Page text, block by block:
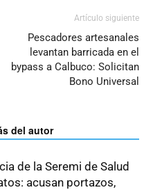
Artículo siguiente
Pescadores artesanales
levantan barricada en el
bypass a Calbuco: Solicitan
Bono Universal
del autor
de la Seremi de Salud
acusan portazos,